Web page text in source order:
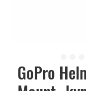
GoPro
Skip